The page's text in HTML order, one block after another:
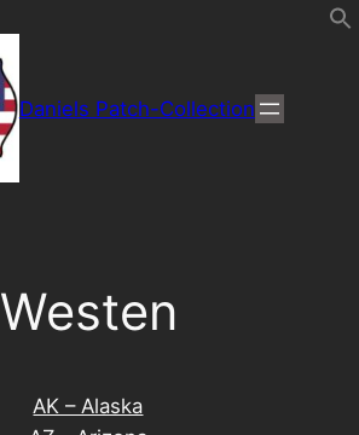
Daniels Patch-Collection
Westen
AK – Alaska